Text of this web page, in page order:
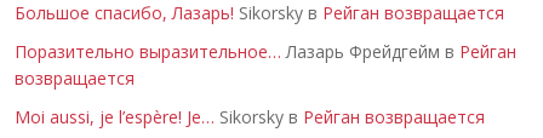
Большое спасибо, Лазарь! Sikorsky в Рейган возвращается
Поразительно выразительное… Лазарь Фрейдгейм в Рейган
возвращается
Moi aussi, je l’espère! Je… Sikorsky в Рейган возвращается